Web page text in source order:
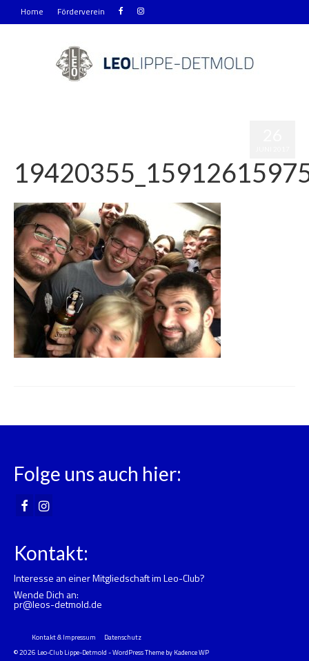
Home Förderverein
Folge uns auch hier:
Kontakt:
Interesse an einer Mitgliedschaft im Leo-Club?
Wende Dich an:
pr@leos-detmold.de
Kontakt & Impressum
Datenschutz
© 2026 Leo-Club Lippe-Detmold - WordPress Theme by Kadence WP